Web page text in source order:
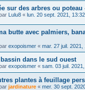
sur des arbres ou poteau
Lulu8 « lun. 20 sept. 2021, 13:32
butte avec palmiers,
exopoismer « mar. 27 juil. 2021,
dans le sud ouest
exopoismer « sam. 03 juil.
plantes à feuillage
jardinature « mer. 30 sept.